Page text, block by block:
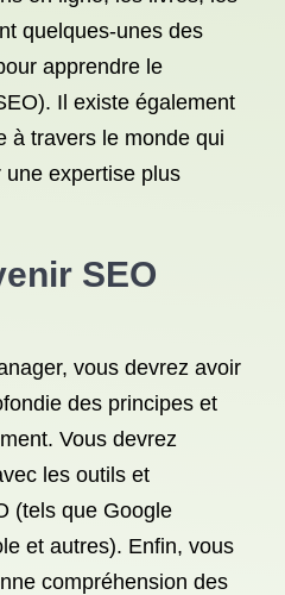
quelques-unes des
apprendre le
Il existe également
à travers le monde qui
expertise plus
SEO
vous devrez avoir
des principes et
Vous devrez
les outils et
(tels que Google
et autres). Enfin, vous
compréhension des